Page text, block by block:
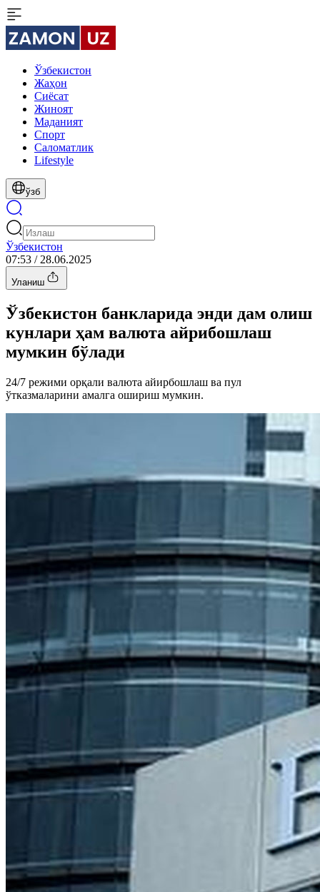
Ўзбекистон
Жаҳон
Сиёсат
Жиноят
Маданият
Спорт
Cаломатлик
Lifestyle
ўзб
Ўзбекистон
07:53 / 28.06.2025
Уланиш
Ўзбекистон банкларида энди дам олиш
кунлари ҳам валюта айрибошлаш
мумкин бўлади
24/7 режими орқали валюта айирбошлаш ва пул
ўтказмаларини амалга ошириш мумкин.